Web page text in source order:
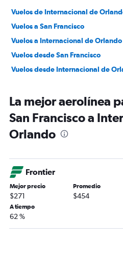
Vuelos de Internacional de
Vuelos a San Francisco
Vuelos a Internacional de Orlando
Vuelos desde San Francisco
Vuelos desde Internacional de
La mejor aerolínea
San Francisco a
Orlando
Frontier
Mejor precio
$271
Promedio
$454
A tiempo
62 %